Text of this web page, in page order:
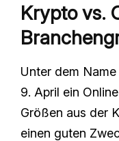
Krypto vs.
Unter dem Name
9. April ein
Größen aus der
einen guten